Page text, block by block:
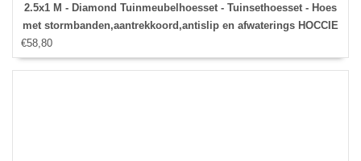
2.5x1 M - Diamond Tuinmeubelhoesset - Tuinsethoesset - Hoes
met stormbanden,aantrekkoord,antislip en afwaterings HOCCIE
€58,80